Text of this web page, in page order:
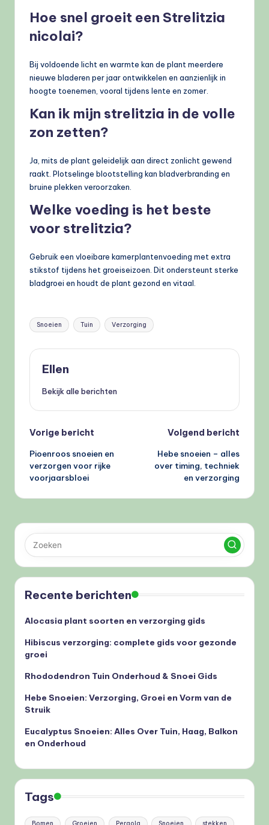
Hoe snel groeit een Strelitzia
nicolai?
Bij voldoende licht en warmte kan de plant meerdere
nieuwe bladeren per jaar ontwikkelen en aanzienlijk in
hoogte toenemen, vooral tijdens lente en zomer.
Kan ik mijn strelitzia in de volle
zon zetten?
Ja, mits de plant geleidelijk aan direct zonlicht gewend
raakt. Plotselinge blootstelling kan bladverbranding en
bruine plekken veroorzaken.
Welke voeding is het beste
voor strelitzia?
Gebruik een vloeibare kamerplantenvoeding met extra
stikstof tijdens het groeiseizoen. Dit ondersteunt sterke
bladgroei en houdt de plant gezond en vitaal.
Tags:
Snoeien Tuin Verzorging
Ellen
Bekijk alle berichten
Bericht
navigatie
Vorige bericht
Pioenroos snoeien en
verzorgen voor rijke
voorjaarsbloei
Volgend bericht
Hebe snoeien – alles
over timing, techniek
en verzorging
Recente berichten
Alocasia plant soorten en verzorging gids
Hibiscus verzorging: complete gids voor gezonde
groei
Rhododendron Tuin Onderhoud & Snoei Gids
Hebe Snoeien: Verzorging, Groei en Vorm van de
Struik
Eucalyptus Snoeien: Alles Over Tuin, Haag, Balkon
en Onderhoud
Tags